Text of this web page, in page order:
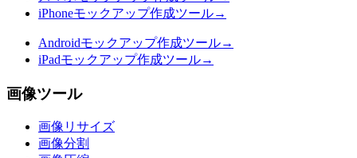
iPhoneモックアップ作成ツール→
Androidモックアップ作成ツール→
iPadモックアップ作成ツール→
画像ツール
画像リサイズ
画像分割